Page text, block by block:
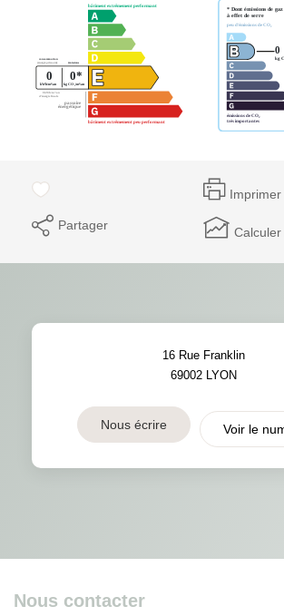
Imprimer
Partager
16 Rue Franklin
69002 LYON
Nous écrire Voir le
Nous contacter